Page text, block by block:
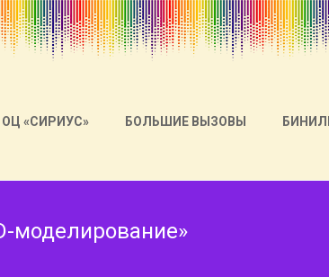
ОЦ «СИРИУС» БОЛЬШИЕ ВЫЗОВЫ
моделирование»